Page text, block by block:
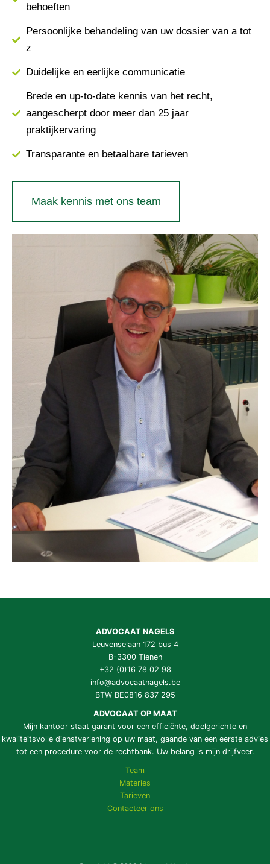
behoeften
Persoonlijke behandeling van uw dossier van a tot
z
Duidelijke en eerlijke communicatie
Brede en up-to-date kennis van het recht,
aangescherpt door meer dan 25 jaar
praktijkervaring
Transparante en betaalbare tarieven
Maak kennis met ons team
ADVOCAAT NAGELS
Leuvenselaan 172 bus 4
B-3300 Tienen
+32 (0)16 78 02 98
info@advocaatnagels.be
BTW BE0816 837 295
ADVOCAAT OP MAAT
Mijn kantoor staat garant voor een efficiënte, doelgerichte en
kwaliteitsvolle dienstverlening op uw maat, gaande van een eerste advies
tot een procedure voor de rechtbank. Uw belang is mijn drijfveer.
Team
Materies
Tarieven
Contacteer ons